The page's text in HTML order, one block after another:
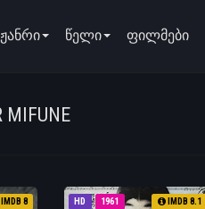
ჟანრი წელი ფილმები
MIFUNE
8 HD 1961 IMDB 8.1